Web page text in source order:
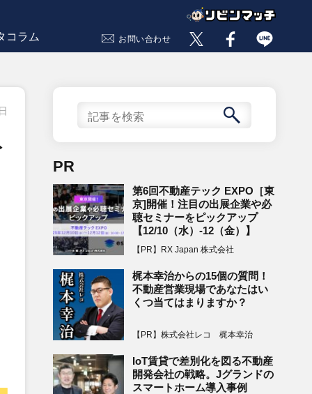
コラム お問い合わせ
PR
第6回不動産テック EXPO［東
京]開催！注目の出展企業や必
聴セミナーをピックアップ
【12/10（水）-12（金）】
【PR】RX Japan 株式会社
梶本幸治からの15個の質問！
不動産営業現場であなたはい
くつ当てはまりますか？
【PR】株式会社レコ 梶本幸治
IoT賃貸で差別化を図る不動産
開発会社の戦略。Jグランドの
スマートホーム導入事例